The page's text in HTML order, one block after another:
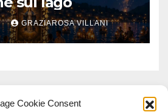
Cookie Consent
GRAZIAROSA VILLANI